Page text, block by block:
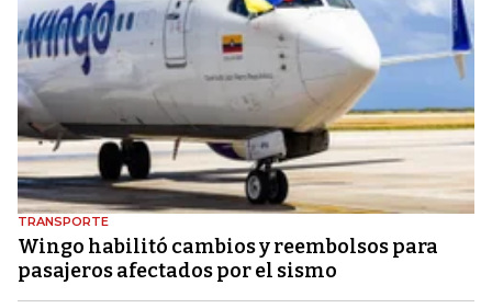
TRANSPORTE
Wingo habilitó cambios y reembolsos para
pasajeros afectados por el sismo